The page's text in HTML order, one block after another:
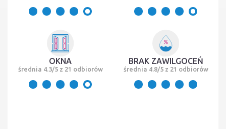
OKNA
średnia 4.3/5 z 21 odbiorów
BRAK ZAWILGOCEŃ
średnia 4.8/5 z 21 odbiorów